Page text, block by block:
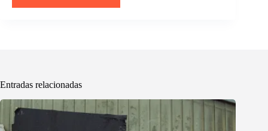
Entradas relacionadas